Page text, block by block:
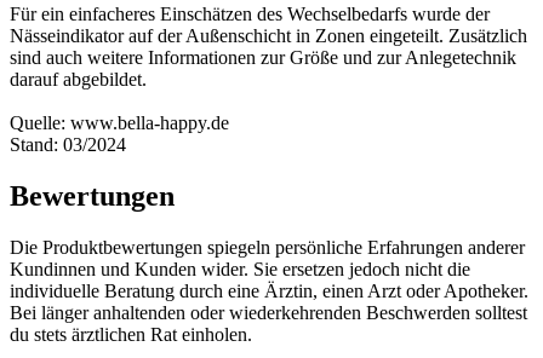
Für ein einfacheres Einschätzen des Wechselbedarfs wurde der
Nässeindikator auf der Außenschicht in Zonen eingeteilt. Zusätzlich
sind auch weitere Informationen zur Größe und zur Anlegetechnik
darauf abgebildet.
Quelle: www.bella-happy.de
Stand: 03/2024
Bewertungen
Die Produktbewertungen spiegeln persönliche Erfahrungen anderer
Kundinnen und Kunden wider. Sie ersetzen jedoch nicht die
individuelle Beratung durch eine Ärztin, einen Arzt oder Apotheker.
Bei länger anhaltenden oder wiederkehrenden Beschwerden solltest
du stets ärztlichen Rat einholen.